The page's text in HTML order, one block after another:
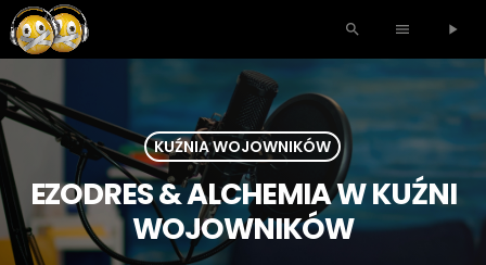
search menu play_arrow
KUŹNIA WOJOWNIKÓW
EZODRES & ALCHEMIA W KUŹNI
WOJOWNIKÓW